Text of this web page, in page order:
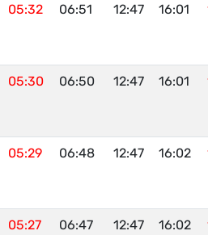
05:32 06:51 12:47 16:01
05:30 06:50 12:47 16:01
05:29 06:48 12:47 16:02
05:27 06:47 12:47 16:02